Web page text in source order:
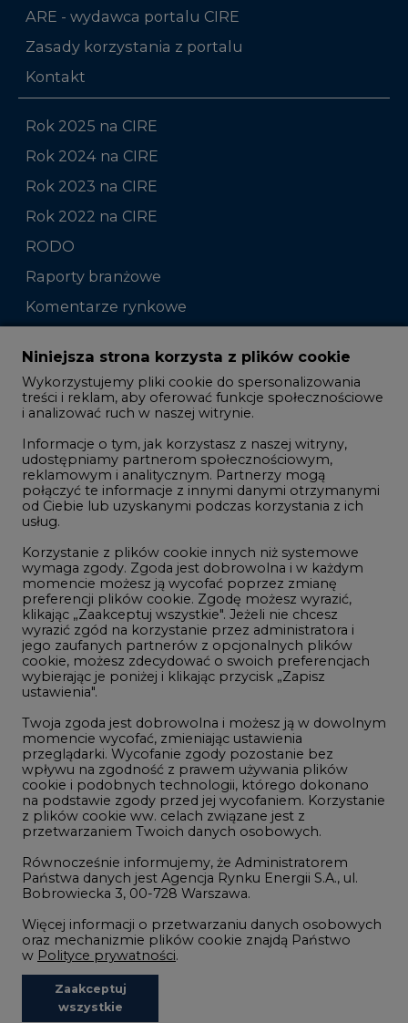
ARE - wydawca portalu CIRE
Zasady korzystania z portalu
Kontakt
Rok 2025 na CIRE
Rok 2024 na CIRE
Rok 2023 na CIRE
Rok 2022 na CIRE
RODO
Raporty branżowe
Komentarze rynkowe
Zmiany kadrowe na rynku
Studio CIRE
Rozmowy o energetyce
Gospodarka
Geopolityka
LTE450
Innowacje i AI
Telekomunikacja i IT
Handel emisjami CO2
Wodór
Górnictwo
Atom
Fotowoltaika
Offshore wind
Zielone samorządy
Zielona gospodarka
©2002- 2021 - 2026
Niniejsza strona korzysta z plików cookie
Wykorzystujemy pliki cookie do spersonalizowania
treści i reklam, aby oferować funkcje społecznościowe
i analizować ruch w naszej witrynie.
Informacje o tym, jak korzystasz z naszej witryny,
udostępniamy partnerom społecznościowym,
reklamowym i analitycznym. Partnerzy mogą
połączyć te informacje z innymi danymi otrzymanymi
od Ciebie lub uzyskanymi podczas korzystania z ich
usług.
Korzystanie z plików cookie innych niż systemowe
wymaga zgody. Zgoda jest dobrowolna i w każdym
momencie możesz ją wycofać poprzez zmianę
preferencji plików cookie. Zgodę możesz wyrazić,
klikając „Zaakceptuj wszystkie". Jeżeli nie chcesz
wyrazić zgód na korzystanie przez administratora i
jego zaufanych partnerów z opcjonalnych plików
cookie, możesz zdecydować o swoich preferencjach
wybierając je poniżej i klikając przycisk „Zapisz
ustawienia".
Twoja zgoda jest dobrowolna i możesz ją w dowolnym
momencie wycofać, zmieniając ustawienia
przeglądarki. Wycofanie zgody pozostanie bez
wpływu na zgodność z prawem używania plików
cookie i podobnych technologii, którego dokonano
na podstawie zgody przed jej wycofaniem. Korzystanie
z plików cookie ww. celach związane jest z
przetwarzaniem Twoich danych osobowych.
Równocześnie informujemy, że Administratorem
Państwa danych jest Agencja Rynku Energii S.A., ul.
Bobrowiecka 3, 00-728 Warszawa.
Więcej informacji o przetwarzaniu danych osobowych
oraz mechanizmie plików cookie znajdą Państwo
w Polityce prywatności.
Zaakceptuj
wszystkie